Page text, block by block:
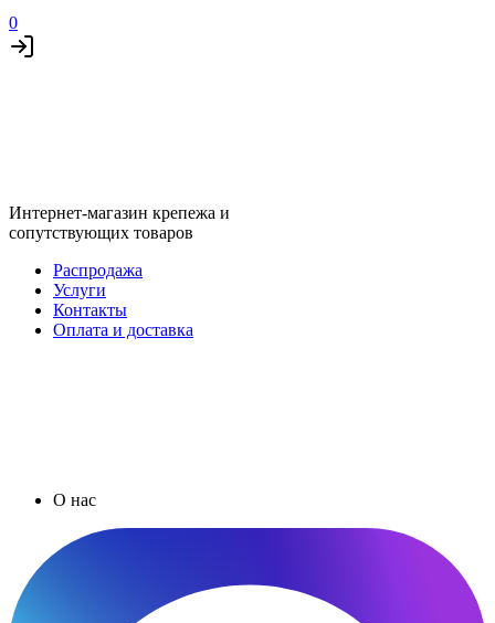
0
Интернет-магазин крепежа и
сопутствующих товаров
Распродажа
Услуги
Контакты
Оплата и доставка
О нас